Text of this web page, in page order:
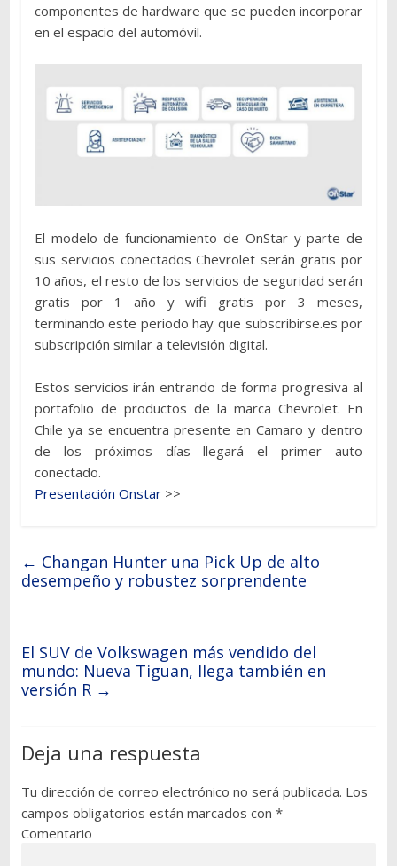
componentes de hardware que se pueden incorporar
en el espacio del automóvil.
El modelo de funcionamiento de OnStar y parte de
sus servicios conectados Chevrolet serán gratis por
10 años, el resto de los servicios de seguridad serán
gratis por 1 año y wifi gratis por 3 meses,
terminando este periodo hay que subscribirse.es por
subscripción similar a televisión digital.
Estos servicios irán entrando de forma progresiva al
portafolio de productos de la marca Chevrolet. En
Chile ya se encuentra presente en Camaro y dentro
de los próximos días llegará el primer auto
conectado.
Presentación Onstar>>
← Changan Hunter una Pick Up de alto
desempeño y robustez sorprendente
El SUV de Volkswagen más vendido del
mundo: Nueva Tiguan, llega también en
versión R →
Deja una respuesta
Tu dirección de correo electrónico no será publicada. Los
campos obligatorios están marcados con *
Comentario